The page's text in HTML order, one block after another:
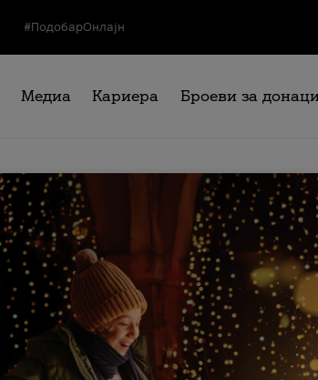
#ПодобарОнлајн
Медиа Кариера Броеви за